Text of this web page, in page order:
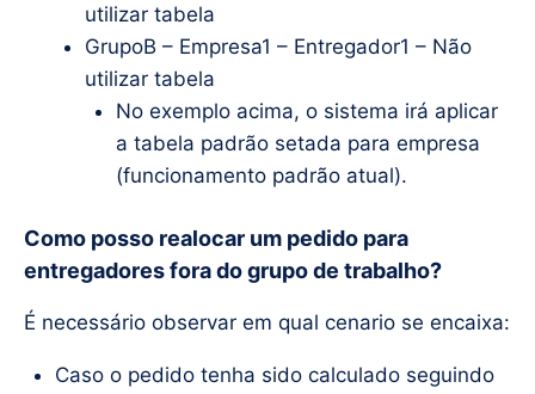
utilizar tabela
GrupoB – Empresa1 – Entregador1 – Não
utilizar tabela
No exemplo acima, o sistema irá aplicar
a tabela padrão setada para empresa
(funcionamento padrão atual).
Como posso realocar um pedido para
entregadores fora do grupo de trabalho?
É necessário observar em qual cenario se encaixa:
Caso o pedido tenha sido calculado seguindo